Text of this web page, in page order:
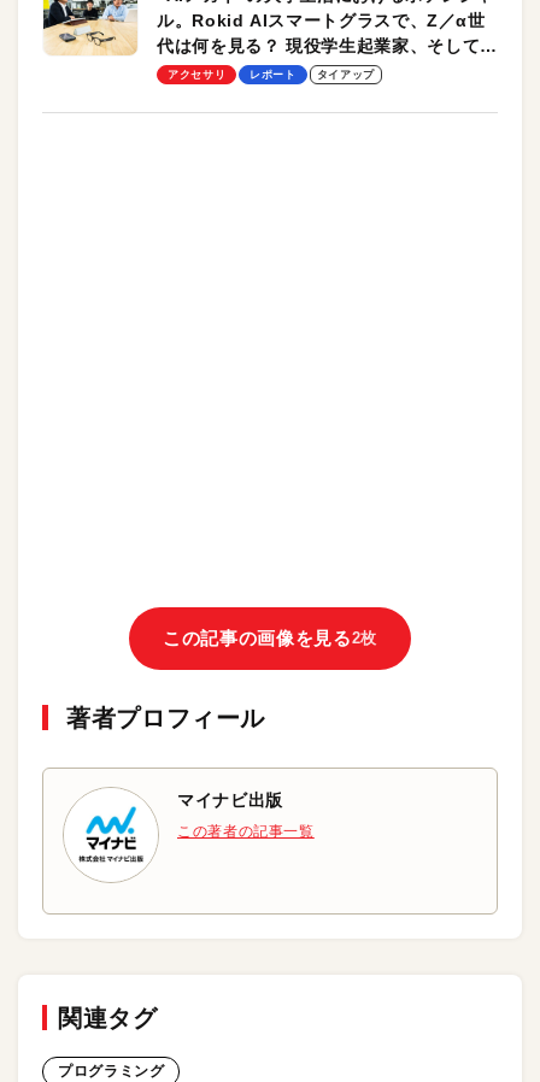
ル。Rokid AIスマートグラスで、Z／α世
代は何を見る？ 現役学生起業家、そして教
授による体験会レポート【PR】
アクセサリ レポート タイアップ
この記事の画像を見る2枚
著者プロフィール
マイナビ出版
この著者の記事一覧
関連タグ
プログラミング